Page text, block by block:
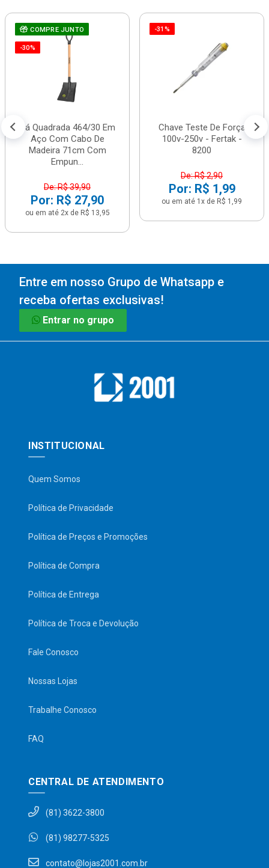
COMPRE JUNTO
-30%
Pá Quadrada 464/30 Em
Aço Com Cabo De
Madeira 71cm Com
Empun...
De: R$ 39,90
Por: R$ 27,90
ou em até 2x de R$ 13,95
-31%
Chave Teste De Força
100v-250v - Fertak -
8200
De: R$ 2,90
Por: R$ 1,99
ou em até 1x de R$ 1,99
Entre em nosso Grupo de Whatsapp e
receba ofertas exclusivas!
Entrar no grupo
INSTITUCIONAL
Quem Somos
Política de Privacidade
Política de Preços e Promoções
Política de Compra
Política de Entrega
Política de Troca e Devolução
Fale Conosco
Nossas Lojas
Trabalhe Conosco
FAQ
CENTRAL DE ATENDIMENTO
(81) 3622-3800
(81) 98277-5325
contato@lojas2001.com.br